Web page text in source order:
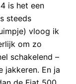
is het een
steeds
vloog ik
om zo
schakelend –
jakkeren. En ja